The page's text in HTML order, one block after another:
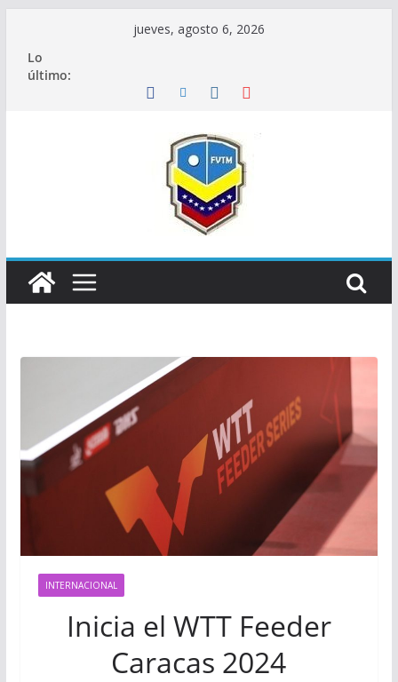
contenido
jueves, agosto 6, 2026
Lo
último:
INTERNACIONAL
Inicia el WTT Feeder
Caracas 2024